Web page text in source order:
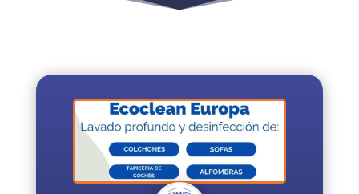
INICIO
REGISTRO
INICIAR
SESIÓN
ESCUELA
E3